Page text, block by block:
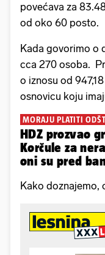
povećava za
od oko 60 posto.
Kada govorimo o
cca 270 osoba.
o iznosu od
osnovicu koju
MORAJU PLATITI
HDZ prozvao
Korčule za
oni su pred
Kako doznajemo,